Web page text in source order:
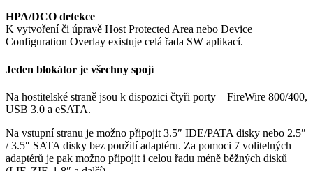
HPA/DCO detekce
K vytvoření či úpravě Host Protected Area nebo Device
Configuration Overlay existuje celá řada SW aplikací.
Jeden blokátor je všechny spojí
Na hostitelské straně jsou k dispozici čtyři porty – FireWire 800/400,
USB 3.0 a eSATA.
Na vstupní stranu je možno připojit 3.5″ IDE/PATA disky nebo 2.5″
/ 3.5″ SATA disky bez použití adaptéru. Za pomoci 7 volitelných
adaptérů je pak možno připojit i celou řadu méně běžných disků